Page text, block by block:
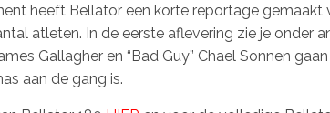
heeft Bellator een korte reportage
atleten. In de eerste aflevering zie je onder
Gallagher en “Bad Guy” Chael Sonnen
aan de gang is.